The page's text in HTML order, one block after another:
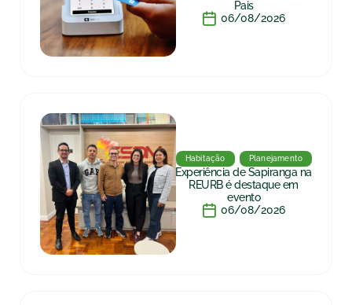
Pais
06/08/2026
Habitação Planejamento
Experiência de Sapiranga na
REURB é destaque em
evento
06/08/2026